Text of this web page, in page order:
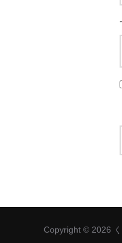
Copyright © 2026